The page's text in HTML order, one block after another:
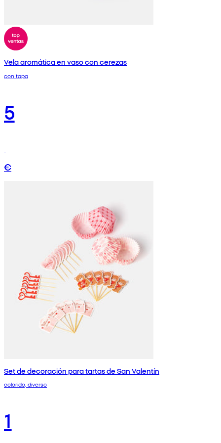
Vela aromática en vaso con cerezas
con tapa
5
€
Set de decoración para tartas de San Valentín
colorido, diverso
1